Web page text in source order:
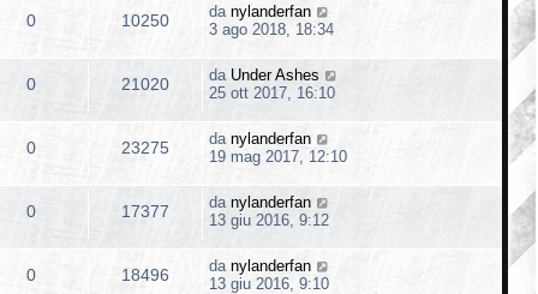
0 10250 da nylanderfan
3 ago 2018, 18:34
0 21020 da Under Ashes
25 ott 2017, 16:10
0 23275 da nylanderfan
19 mag 2017, 12:10
0 17377 da nylanderfan
13 giu 2016, 9:12
0 18496 da nylanderfan
13 giu 2016, 9:10